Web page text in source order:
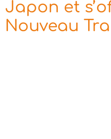
Japon et
Nouveau